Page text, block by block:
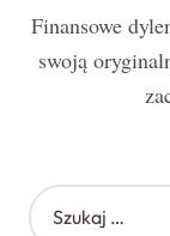
Finansowe dylematy bohaterów filmowych zachwycają
swoją
S
z